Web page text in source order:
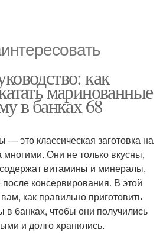
как
маринованные
в банках 68
это классическая заготовка на
Они не только вкусны,
витамины и минералы,
консервирования. В этой
как правильно приготовить
банках, чтобы они получились
и долго хранились.